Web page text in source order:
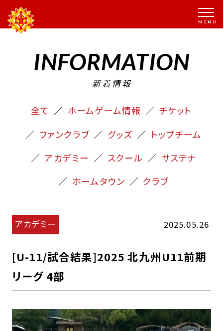
INFORMATION
新着情報
全て ホームゲーム情報
チケット
ファンクラブ
グッズ
トップチーム
アカデミー
スクール
サステナ
ホームタウン
クラブ
アカデミー 2025.05.26
[U-11/試合結果]2025 北九州U11前期
リーグ 4部